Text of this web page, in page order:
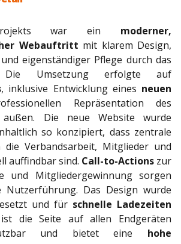
war ein moderner,
Webauftritt mit klarem Design,
eigenständiger Pflege durch das
Die Umsetzung erfolgte auf
, inklusive Entwicklung eines neuen
Repräsentation des
außen. Die neue Website wurde
so konzipiert, dass zentrale
Verbandsarbeit, Mitglieder und
auffindbar sind. Call-to-Actions zur
und Mitgliedergewinnung sorgen
Das Design wurde
und für schnelle Ladezeiten
die Seite auf allen Endgeräten
und bietet eine hohe